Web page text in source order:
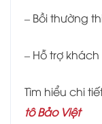
– Bồi thường
– Hỗ trợ
Tìm hiểu chi
tô Bảo Việt